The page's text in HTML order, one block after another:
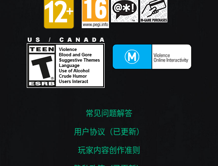
常见问题解答
用户协议（已更新）
玩家内容创作准则